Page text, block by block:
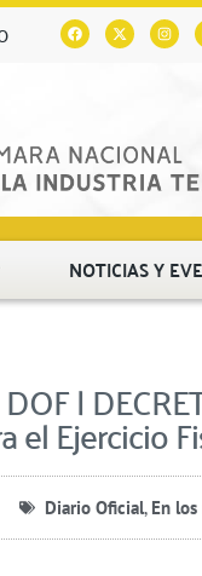
NOTICIAS Y
|
el Ejercicio
Diario Oficial, En